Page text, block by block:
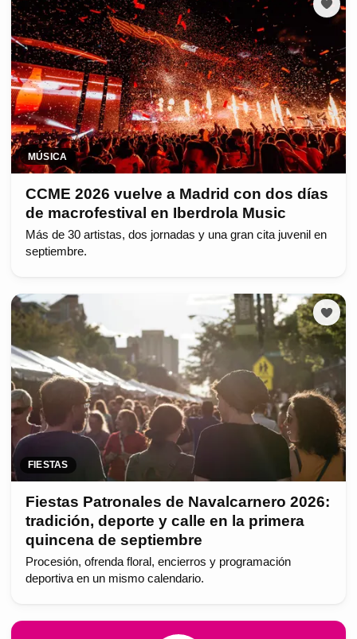
MÚSICA
CCME 2026 vuelve a Madrid con dos días
de macrofestival en Iberdrola Music
Más de 30 artistas, dos jornadas y una gran cita juvenil en
septiembre.
FIESTAS
Fiestas Patronales de Navalcarnero 2026:
tradición, deporte y calle en la primera
quincena de septiembre
Procesión, ofrenda floral, encierros y programación
deportiva en un mismo calendario.